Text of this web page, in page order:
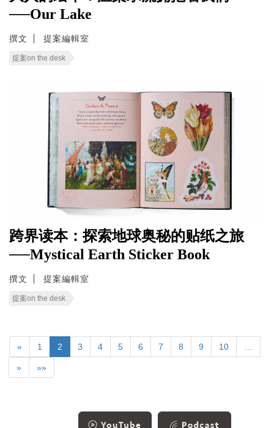
──Our Lake
撰文 提案編輯室
提案on the desk
跨界读本：探索地球奥秘的贴纸之旅
──Mystical Earth Sticker Book
撰文 提案編輯室
提案on the desk
« 1 2 3 4 5 6 7 8 9 10
» »»